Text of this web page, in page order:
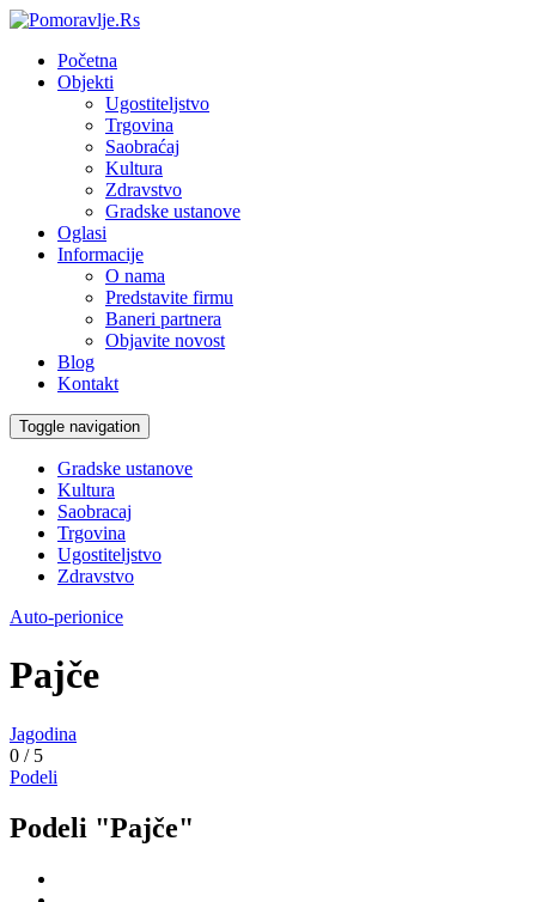
Početna
Objekti
Ugostiteljstvo
Trgovina
Saobraćaj
Kultura
Zdravstvo
Gradske ustanove
Oglasi
Informacije
O nama
Predstavite firmu
Baneri partnera
Objavite novost
Blog
Kontakt
Toggle navigation
Gradske ustanove
Kultura
Saobracaj
Trgovina
Ugostiteljstvo
Zdravstvo
Auto-perionice
Pajče
Jagodina
0 /5
Podeli
Podeli "Pajče"